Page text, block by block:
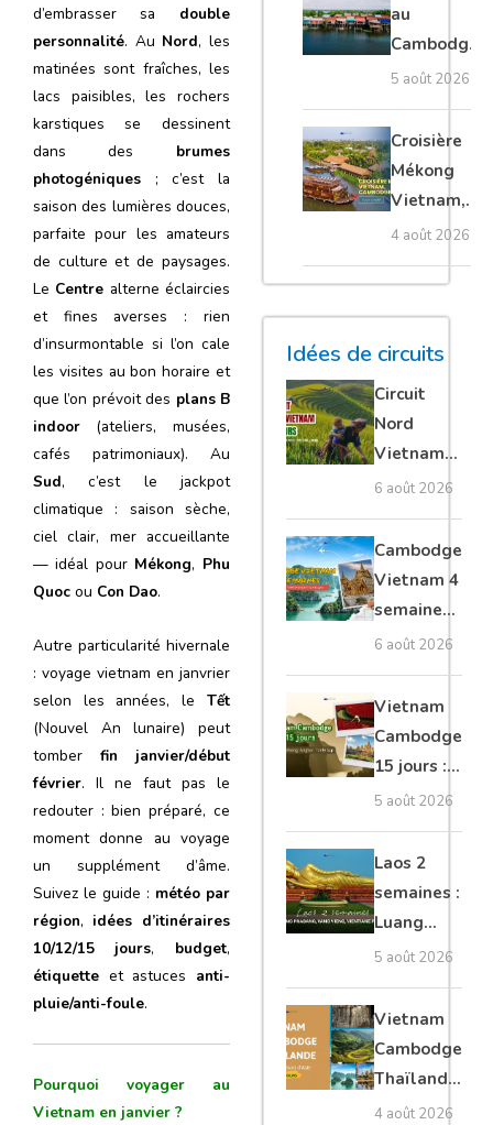
d’embrasser sa double
personnalité. Au Nord, les
matinées sont fraîches, les
lacs paisibles, les rochers
karstiques se dessinent
dans des brumes
photogéniques ; c’est la
saison des lumières douces,
parfaite pour les amateurs
de culture et de paysages.
Le Centre alterne éclaircies
et fines averses : rien
d’insurmontable si l’on cale
les visites au bon horaire et
que l’on prévoit des plans B
indoor (ateliers, musées,
cafés patrimoniaux). Au
Sud, c’est le jackpot
climatique : saison sèche,
ciel clair, mer accueillante
— idéal pour Mékong, Phu
Quoc ou Con Dao.
Autre particularité hivernale
: voyage vietnam en janvrier
selon les années, le Tết
(Nouvel An lunaire) peut
tomber fin janvier/début
février. Il ne faut pas le
redouter : bien préparé, ce
moment donne au voyage
un supplément d’âme.
Suivez le guide : météo par
région, idées d’itinéraires
10/12/15 jours, budget,
étiquette et astuces anti-
pluie/anti-foule.
Pourquoi voyager au
Vietnam en janvier ?
au
Cambodge :
villages
flottants,
meilleure
saison et
conseils
pour bien le
5 août 2026
Croisière
Mékong
Vietnam,
Cambodge
et Laos :
guide
complet
4 août 2026
Idées de circuits
Circuit
Nord
Vietnam
15 jours :
Ha Giang
loop en
moto, Ninh
Binh, Lan
6 août 2026
Cambodge
Vietnam 4
semaines :
Angkor,
Tonkin
secret &
Mékong
6 août 2026
Vietnam
Cambodge
15 jours :
Hanoi,
Mékong,
Angkor,
Tonlé Sap
5 août 2026
Laos 2
semaines :
Luang
Prabang,
Vang
Vieng,
Vientiane
privé
5 août 2026
Vietnam
Cambodge
Thaïlande
35 jours :
4 août 2026